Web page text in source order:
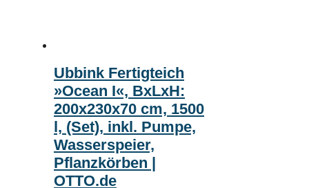
Ubbink Fertigteich
»Ocean I«, BxLxH:
200x230x70 cm, 1500
l, (Set), inkl. Pumpe,
Wasserspeier,
Pflanzkörben |
OTTO.de